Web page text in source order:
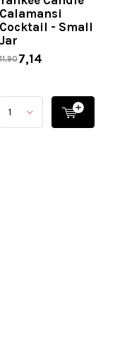
Calamansi
Cocktail - Small
Jar
11,907,14